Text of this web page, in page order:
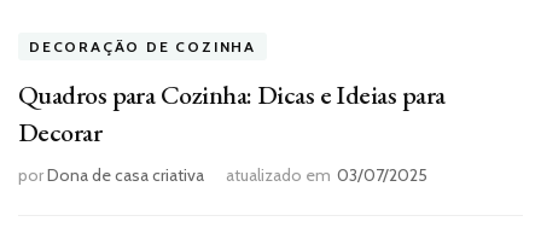
DECORAÇÃO DE COZINHA
Quadros para Cozinha: Dicas e Ideias para
Decorar
porDona de casa criativa atualizado em 03/07/2025